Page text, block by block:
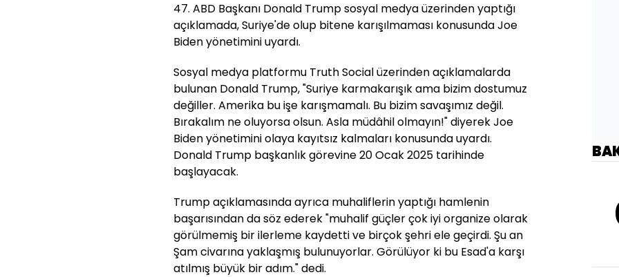
47. ABD Başkanı Donald Trump sosyal medya üzerinden yaptığı
açıklamada, Suriye'de olup bitene karışılmaması konusunda Joe
Biden yönetimini uyardı.
Sosyal medya platformu Truth Social üzerinden açıklamalarda
bulunan Donald Trump, "Suriye karmakarışık ama bizim dostumuz
değiller. Amerika bu işe karışmamalı. Bu bizim savaşımız değil.
Bırakalım ne oluyorsa olsun. Asla müdâhil olmayın!" diyerek Joe
Biden yönetimini olaya kayıtsız kalmaları konusunda uyardı.
Donald Trump başkanlık görevine 20 Ocak 2025 tarihinde
başlayacak.
Trump açıklamasında ayrıca muhaliflerin yaptığı hamlenin
başarısından da söz ederek "muhalif güçler çok iyi organize olarak
görülmemiş bir ilerleme kaydetti ve birçok şehri ele geçirdi. Şu an
Şam civarına yaklaşmış bulunuyorlar. Görülüyor ki bu Esad'a karşı
atılmış büyük bir adım." dedi.